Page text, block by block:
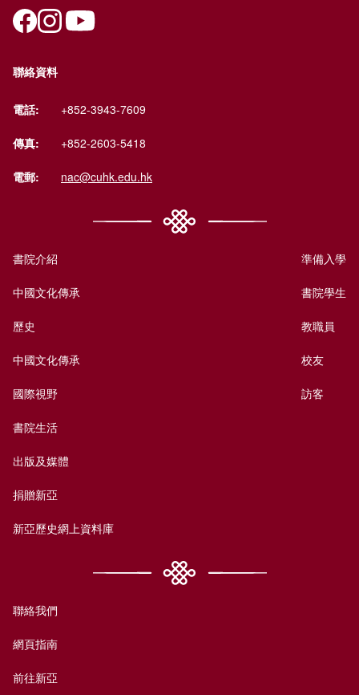
聯絡資料
電話: +852-3943-7609
傳真: +852-2603-5418
電郵: nac@cuhk.edu.hk
書院介紹
中國文化傳承
歷史
中國文化傳承
國際視野
書院生活
出版及媒體
捐贈新亞
新亞歷史網上資料庫
準備入學
書院學生
教職員
校友
訪客
聯絡我們
網頁指南
前往新亞